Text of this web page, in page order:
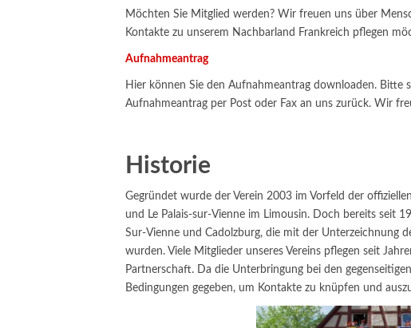
Möchten Sie Mitglied werden? Wir freuen uns über
Kontakte zu unserem Nachbarland Frankreich pflegen
Aufnahmeantrag
Hier können Sie den Aufnahmeantrag downloaden. Bitte
Aufnahmeantrag per Post oder Fax an uns zurück. Wir
Historie
Gegründet wurde der Verein 2003 im Vorfeld der
und Le Palais-sur-Vienne im Limousin. Doch bereits seit
Sur-Vienne und Cadolzburg, die mit der Unterzeichnung
wurden. Viele Mitglieder unseres Vereins pflegen seit
Partnerschaft. Da die Unterbringung bei den
Bedingungen gegeben, um Kontakte zu knüpfen und